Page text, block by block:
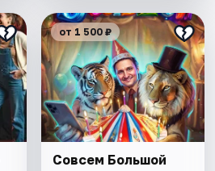
от 1 500 ₽
Совсем Большой